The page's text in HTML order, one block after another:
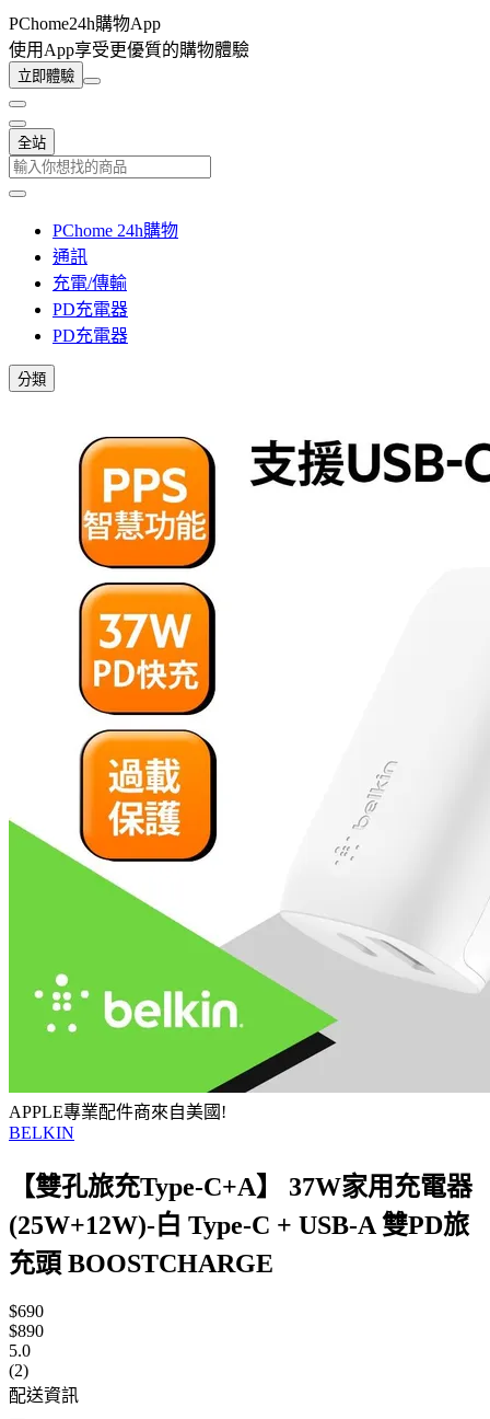
PChome24h購物App
使用App享受更優質的購物體驗
立即體驗
全站
PChome 24h購物
通訊
充電/傳輸
PD充電器
PD充電器
分類
APPLE專業配件商來自美國!
BELKIN
【雙孔旅充Type-C+A】 37W家用充電器
(25W+12W)-白 Type-C + USB-A 雙PD旅
充頭 BOOSTCHARGE
$690
$890
5.0
(2)
配送資訊